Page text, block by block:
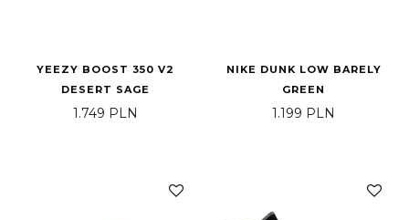
YEEZY BOOST 350 V2
DESERT SAGE
1.749 PLN
NIKE DUNK LOW BARELY
GREEN
1.199 PLN